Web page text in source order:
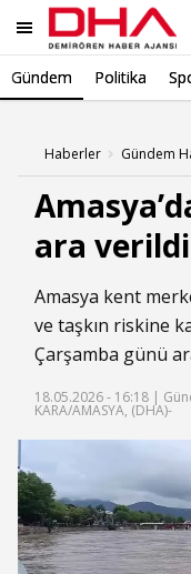
Gündem Politika
Haberler
ara verildi
Amasya kent
ve taşkın riskine
Çarşamba günü
18.05.2026 - 16:18 |
KARA/AMASYA, (DHA)-